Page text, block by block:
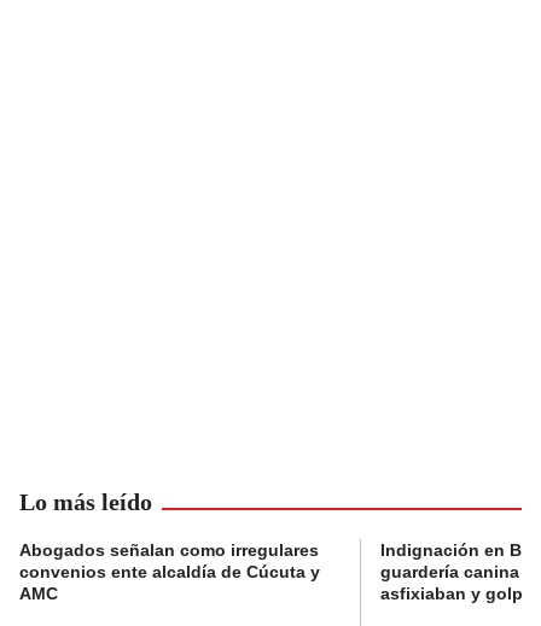
Lo más leído
Abogados señalan como irregulares
convenios ente alcaldía de Cúcuta y
AMC
Indignación en
guardería canina
asfixiaban y